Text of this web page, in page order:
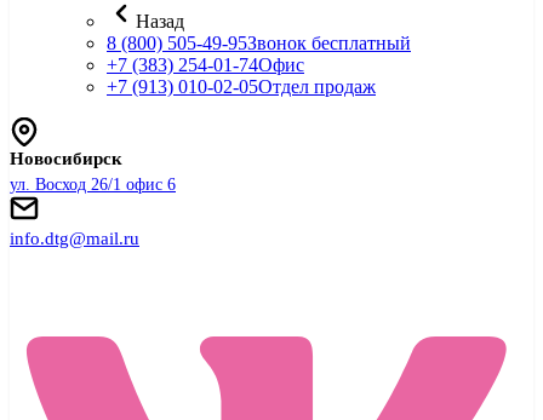
Назад
8 (800) 505-49-95Звонок бесплатный
+7 (383) 254-01-74Офис
+7 (913) 010-02-05Отдел продаж
Новосибирск
ул. Восход 26/1 офис 6
info.dtg@mail.ru